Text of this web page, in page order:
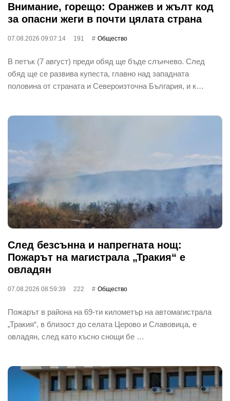
Внимание, горещо: Оранжев и жълт код
за опасни жеги в почти цялата страна
07.08.2026 09:07:14 191 Общество
В петък (7 август) преди обяд ще бъде слънчево. След
обяд ще се развива купеста, главно над западната
половина от страната и Североизточна България, и к…
След безсънна и напрегната нощ:
Пожарът на магистрала „Тракия“ е
овладян
07.08.2026 08:59:39 222 Общество
Пожарът в района на 69-ти километър на автомагистрала
„Тракия“, в близост до селата Церово и Славовица, е
овладян, след като късно снощи бе …